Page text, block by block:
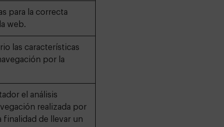
para la correcta
web.
las características
por la
el análisis
realizada por
finalidad de llevar un